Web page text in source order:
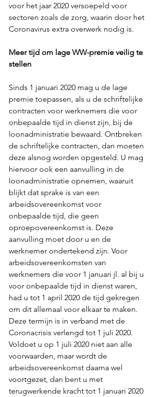
voor het jaar 2020 versoepeld voor
sectoren zoals de zorg, waarin door het
Coronavirus extra overwerk nodig is.
Meer tijd om lage WW-premie veilig te
stellen
Sinds 1 januari 2020 mag u de lage
premie toepassen, als u de schriftelijke
contracten voor werknemers die voor
onbepaalde tijd in dienst zijn, bij de
loonadministratie bewaard. Ontbreken
de schriftelijke contracten, dan moeten
deze alsnog worden opgesteld. U mag
hiervoor ook een aanvulling in de
loonadministratie opnemen, waaruit
blijkt dat sprake is van een
arbeidsovereenkomst voor
onbepaalde tijd, die geen
oproepovereenkomst is. Deze
aanvulling moet door u en de
werknemer ondertekend zijn. Voor
arbeidsovereenkomsten van
werknemers die voor 1 januari jl. al bij u
voor onbepaalde tijd in dienst waren,
had u tot 1 april 2020 de tijd gekregen
om dit allemaal voor elkaar te maken.
Deze termijn is in verband met de
Coronacrisis verlengd tot 1 juli 2020.
Voldoet u op 1 juli 2020 niet aan alle
voorwaarden, maar wordt de
arbeidsovereenkomst daarna wel
voortgezet, dan bent u met
terugwerkende kracht tot 1 januari 2020